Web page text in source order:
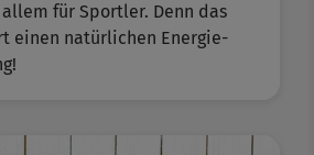
für Sportler. Denn das
einen natürlichen Energie-